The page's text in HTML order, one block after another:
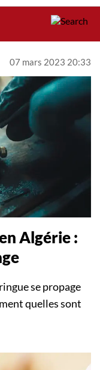
07 mars 2023 20:33
Algérie :
se propage
quelles sont